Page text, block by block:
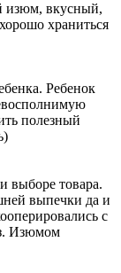
изюм, вкусный,
храниться
Ребенок
полезный
выборе товара.
выпечки да и
с
Изюмом